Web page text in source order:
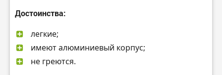
Достоинства:
легкие;
имеют алюминиевый корпус;
не греются.